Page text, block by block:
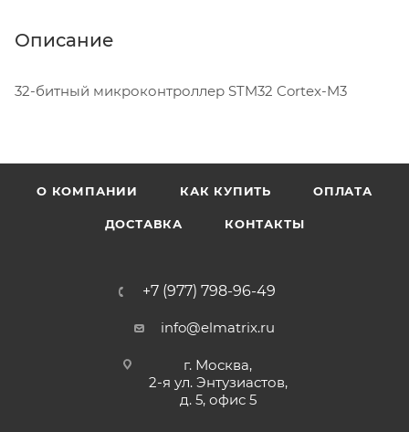
Описание
32-битный микроконтроллер STM32 Cortex-M3
О КОМПАНИИ КАК КУПИТЬ ОПЛАТА
ДОСТАВКА КОНТАКТЫ
+7 (977) 798-96-49
info@elmatrix.ru
г. Москва,
2-я ул. Энтузиастов,
д. 5, офис 5